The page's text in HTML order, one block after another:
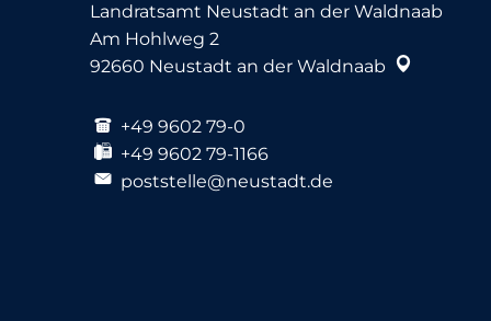
Landratsamt Neustadt an der Waldnaab
Am Hohlweg 2
92660 Neustadt an der Waldnaab
+49 9602 79-0
+49 9602 79-1166
poststelle@neustadt.de